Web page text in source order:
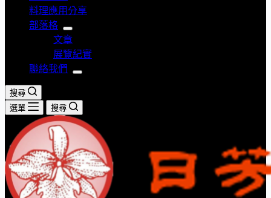
料理應用分享
部落格
文章
展覽紀實
聯絡我們
搜尋
選單
搜尋